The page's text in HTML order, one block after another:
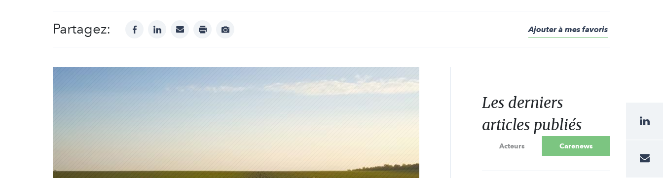
Partagez: facebooklinkedinmail print
Afficher
Ajouter à mes favoris
Les derniers
articles publiés
Acteurs Carenews